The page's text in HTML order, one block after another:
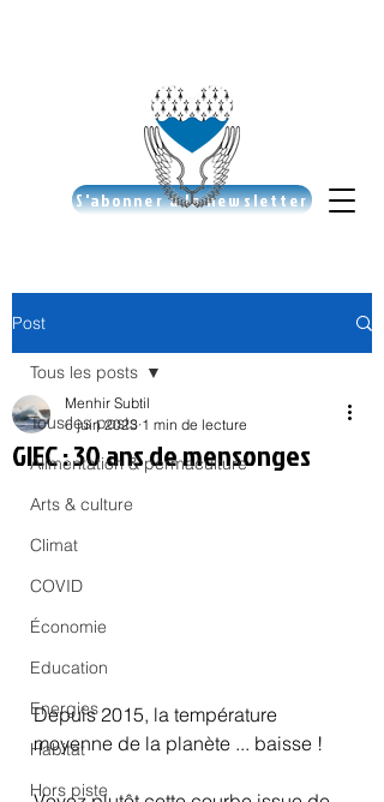
S'abonner à la newsletter
Post
Tous les posts
Alimentation & permaculture
Arts & culture
Climat
COVID
Économie
Education
Energies
Habitat
Hors piste
Tous les posts
GIEC : 30 ans de mensonges
Menhir Subtil
6 juin 2023 1 min de lecture
Depuis 2015, la température
moyenne de la planète ... baisse !